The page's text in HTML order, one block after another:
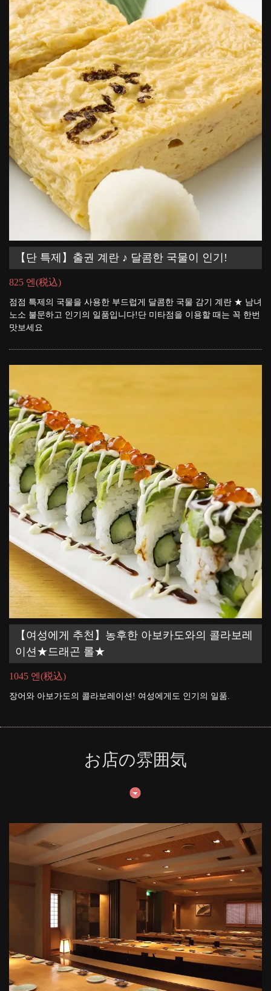
【단 특제】출권 계란 ♪ 달콤한 국물이 인기!
825 엔 (税込)
점점 특제의 국물을 사용한 부드럽게 달콤한 국물 감기 계란 ★ 남녀
노소 불문하고 인기의 일품입니다!단 미타점을 이용할 때는 꼭 한번
맛보세요
【여성에게 추천】농후한 아보카도와의 콜라보레
이션★드래곤 롤★
1045 엔 (税込)
장어와 아보가도의 콜라보레이션! 여성에게도 인기의 일품.
お店の雰囲気